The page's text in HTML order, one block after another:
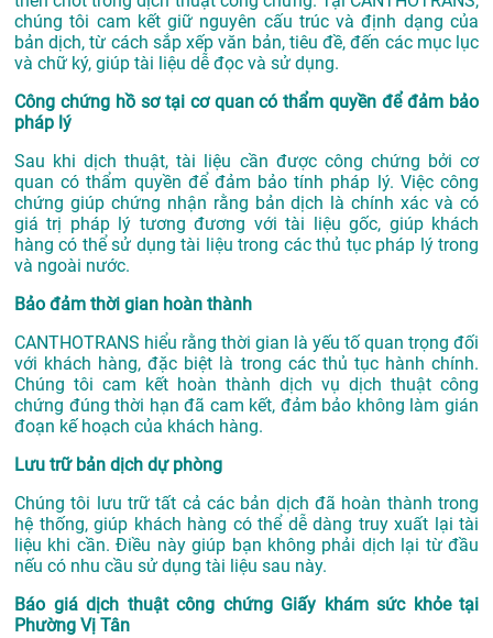
chúng tôi cam kết giữ nguyên cấu trúc và định dạng của
bản dịch, từ cách sắp xếp văn bản, tiêu đề, đến các mục lục
và chữ ký, giúp tài liệu dễ đọc và sử dụng.
Công chứng hồ sơ tại cơ quan có thẩm quyền để đảm bảo
pháp lý
Sau khi dịch thuật, tài liệu cần được công chứng bởi cơ
quan có thẩm quyền để đảm bảo tính pháp lý. Việc công
chứng giúp chứng nhận rằng bản dịch là chính xác và có
giá trị pháp lý tương đương với tài liệu gốc, giúp khách
hàng có thể sử dụng tài liệu trong các thủ tục pháp lý trong
và ngoài nước.
Bảo đảm thời gian hoàn thành
CANTHOTRANS hiểu rằng thời gian là yếu tố quan trọng đối
với khách hàng, đặc biệt là trong các thủ tục hành chính.
Chúng tôi cam kết hoàn thành dịch vụ dịch thuật công
chứng đúng thời hạn đã cam kết, đảm bảo không làm gián
đoạn kế hoạch của khách hàng.
Lưu trữ bản dịch dự phòng
Chúng tôi lưu trữ tất cả các bản dịch đã hoàn thành trong
hệ thống, giúp khách hàng có thể dễ dàng truy xuất lại tài
liệu khi cần. Điều này giúp bạn không phải dịch lại từ đầu
nếu có nhu cầu sử dụng tài liệu sau này.
Báo giá dịch thuật công chứng Giấy khám sức khỏe tại
Phường Vị Tân